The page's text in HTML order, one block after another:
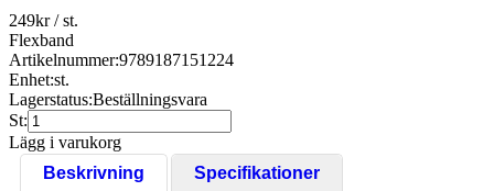
249kr/ st.
Flexband
Artikelnummer:9789187151224
Enhet:st.
Lagerstatus:Beställningsvara
St:
Lägg i varukorg
Beskrivning
Specifikationer